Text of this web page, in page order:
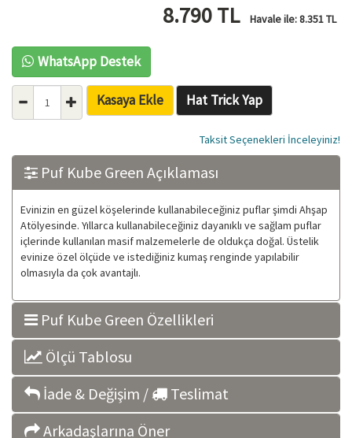
8.790TL Havale ile:8.351TL
WhatsApp Destek
Kasaya Ekle Hat Trick Yap
Taksit Seçenekleri İnceleyiniz!
Puf Kube Green Açıklaması
Evinizin en güzel köşelerinde kullanabileceğiniz puflar şimdi Ahşap
Atölyesinde. Yıllarca kullanabileceğiniz dayanıklı ve sağlam puflar
içlerinde kullanılan masif malzemelerle de oldukça doğal. Üstelik
evinize özel ölçüde ve istediğiniz kumaş renginde yapılabilir
olmasıyla da çok avantajlı.
Puf Kube Green Özellikleri
Ölçü Tablosu
İade & Değişim /
Teslimat
Arkadaşlarına Öner